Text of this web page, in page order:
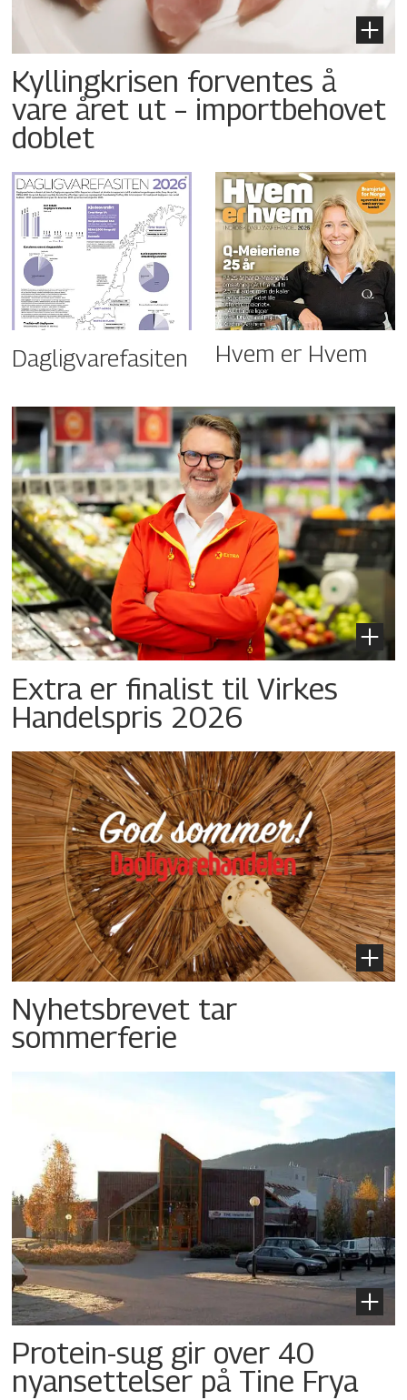
Kyllingkrisen forventes å
vare året ut – importbehovet
doblet
Dagligvarefasiten Hvem er Hvem
Extra er finalist til Virkes
Handelspris 2026
Nyhetsbrevet tar
sommerferie
Protein-sug gir over 40
nyansettelser på Tine Frya